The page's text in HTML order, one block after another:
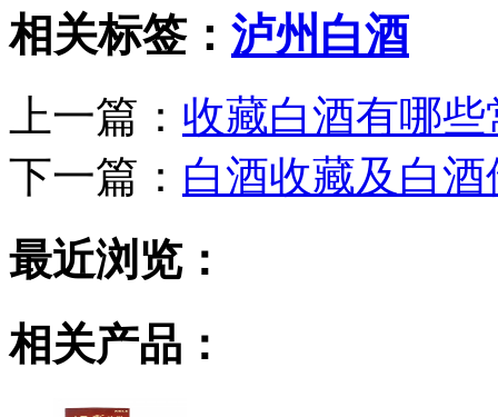
相关标签： 泸州白酒
上一篇： 收藏白酒有哪些
下一篇： 白酒收藏及白
最近浏览：
相关产品：